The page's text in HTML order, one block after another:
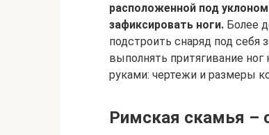
расположенной под
зафиксировать ноги. Более
подстроить снаряд под себя
выполнять притягивание
руками: чертежи и размеры
Римская скамья –